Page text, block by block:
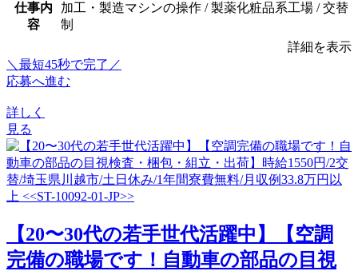
仕事内
容
加工・製造マシンの操作 / 製薬化粧品系工場 / 交替
制
詳細を表示
＼最短45秒で完了／
応募へ進む
詳しく
見る
【20〜30代の若手世代活躍中】【空調
完備の職場です！自動車の部品の目視